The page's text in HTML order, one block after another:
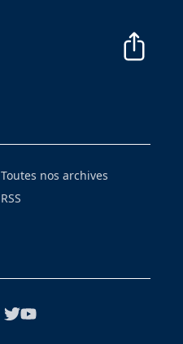
Toutes nos archives
RSS